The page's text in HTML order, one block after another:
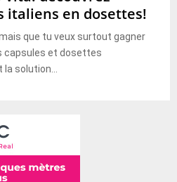
italiens en dosettes!
que tu veux surtout gagner
capsules et dosettes
solution...